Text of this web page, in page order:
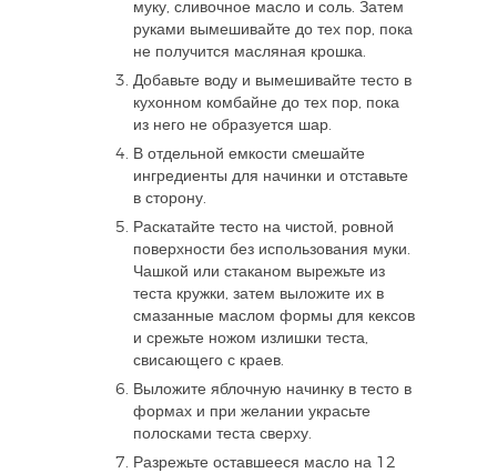
муку, сливочное масло и соль. Затем
руками вымешивайте до тех пор, пока
не получится масляная крошка.
Добавьте воду и вымешивайте тесто в
кухонном комбайне до тех пор, пока
из него не образуется шар.
В отдельной емкости смешайте
ингредиенты для начинки и отставьте
в сторону.
Раскатайте тесто на чистой, ровной
поверхности без использования муки.
Чашкой или стаканом вырежьте из
теста кружки, затем выложите их в
смазанные маслом формы для кексов
и срежьте ножом излишки теста,
свисающего с краев.
Выложите яблочную начинку в тесто в
формах и при желании украсьте
полосками теста сверху.
Разрежьте оставшееся масло на 12